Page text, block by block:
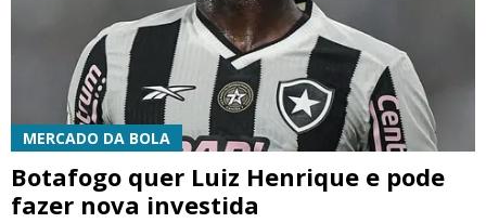
MERCADO DA BOLA
Botafogo quer Luiz Henrique e pode
fazer nova investida